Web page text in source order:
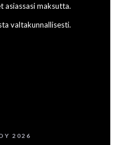
asiassasi maksutta.
valtakunnallisesti.
2026